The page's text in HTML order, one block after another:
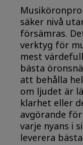
säker nivå
försämras.
verktyg för
mest
bästa
att behålla
om ljudet är
klarhet eller
avgörande
varje nyans i
leverera